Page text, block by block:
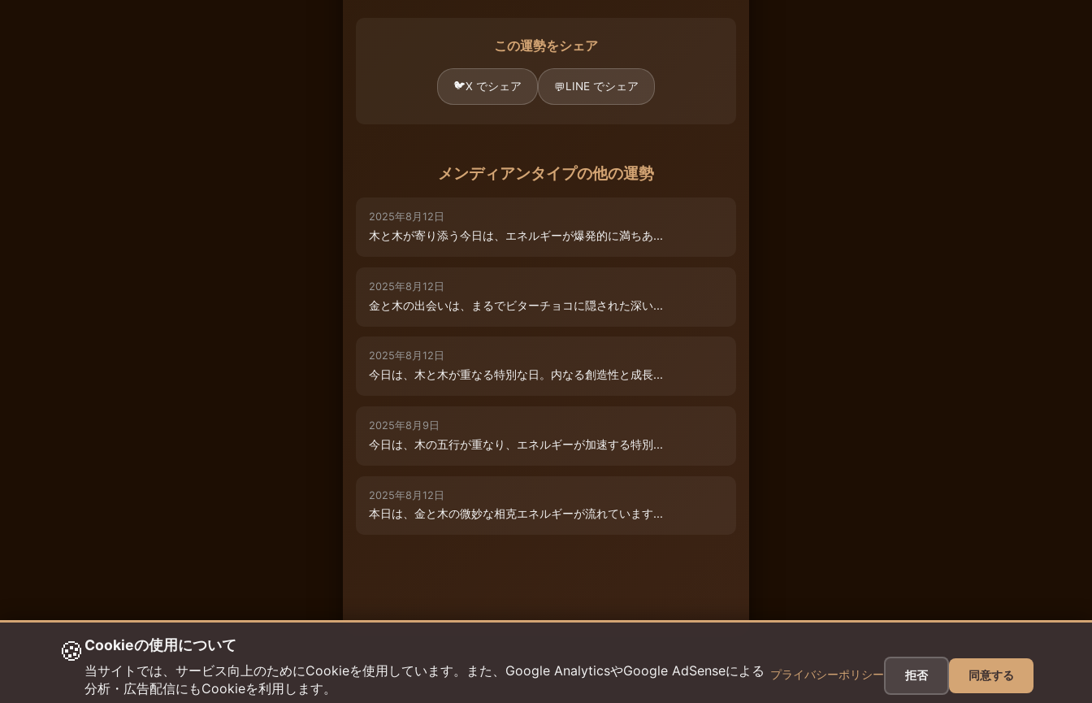
この運勢をシェア
🐦X でシェア 💬LINE でシェア
メンディアンタイプの他の運勢
2025年8月12日
木と木が寄り添う今日は、エネルギーが爆発的に満ちあ...
2025年8月12日
金と木の出会いは、まるでビターチョコに隠された深い...
2025年8月12日
今日は、木と木が重なる特別な日。内なる創造性と成長...
2025年8月9日
今日は、木の五行が重なり、エネルギーが加速する特別...
2025年8月12日
本日は、金と木の微妙な相克エネルギーが流れています...
🍪 Cookieの使用について
当サイトでは、サービス向上のためにCookieを使用しています。また、Google AnalyticsやGoogle AdSenseによる
分析・広告配信にもCookieを利用します。
プライバシーポリシー 拒否 同意する